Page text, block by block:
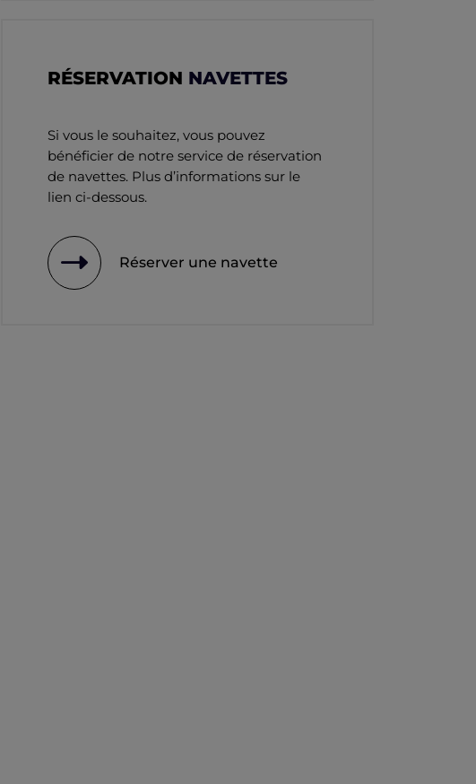
RÉSERVATION NAVETTES
Si vous le souhaitez, vous pouvez
bénéficier de notre service de réservation
de navettes. Plus d’informations sur le
lien ci-dessous.
Réserver une navette